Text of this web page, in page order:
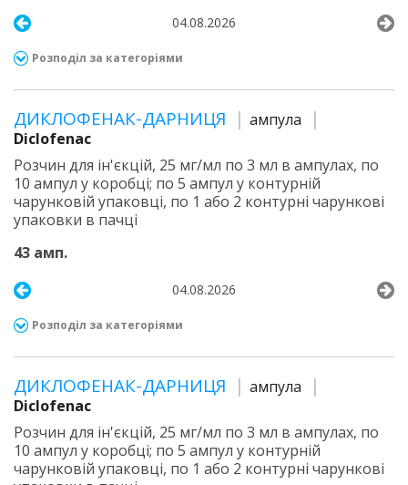
04.08.2026
Розподіл за категоріями
ДИКЛОФЕНАК-ДАРНИЦЯ
ампула
Diclofenac
Розчин для ін'єкцій, 25 мг/мл по 3 мл в ампулах, по
10 ампул у коробці; по 5 ампул у контурній
чарунковій упаковці, по 1 або 2 контурні чарункові
упаковки в пачці
43 амп.
04.08.2026
Розподіл за категоріями
ДИКЛОФЕНАК-ДАРНИЦЯ
ампула
Diclofenac
Розчин для ін'єкцій, 25 мг/мл по 3 мл в ампулах, по
10 ампул у коробці; по 5 ампул у контурній
чарунковій упаковці, по 1 або 2 контурні чарункові